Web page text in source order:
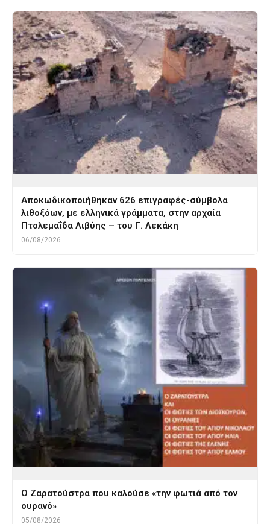
Αποκωδικοποιήθηκαν 626 επιγραφές-σύμβολα
λιθοξόων, με ελληνικά γράμματα, στην αρχαία
Πτολεμαΐδα Λιβύης – του Γ. Λεκάκη
06/08/2026
Ο Ζαρατούστρα που καλούσε «την φωτιά από τον
ουρανό»
05/08/2026